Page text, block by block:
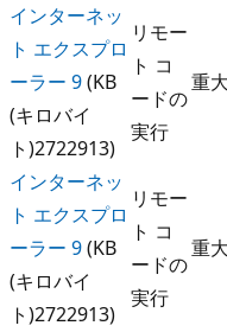
インターネッ
ト エクスプロ
ーラー 9(KB
(キロバイ
ト)2722913)
リモー
ト コ
ードの
実行
重大
インターネッ
ト エクスプロ
ーラー 9(KB
(キロバイ
ト)2722913)
リモー
ト コ
ードの
実行
重大